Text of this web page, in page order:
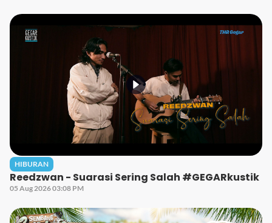
HIBURAN
Reedzwan - Suarasi Sering Salah #GEGARkustik
05 Aug 2026 03:08 PM